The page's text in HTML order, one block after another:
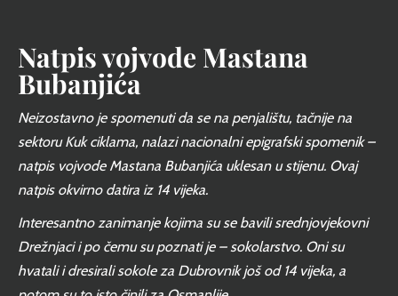
Natpis vojvode Mastana
Bubanjića
Neizostavno je spomenuti da se na penjalištu, tačnije na
sektoru Kuk ciklama, nalazi nacionalni epigrafski spomenik –
natpis vojvode Mastana Bubanjića uklesan u stijenu. Ovaj
natpis okvirno datira iz 14 vijeka.
Interesantno zanimanje kojima su se bavili srednjovjekovni
Drežnjaci i po čemu su poznati je – sokolarstvo. Oni su
hvatali i dresirali sokole za Dubrovnik još od 14 vijeka, a